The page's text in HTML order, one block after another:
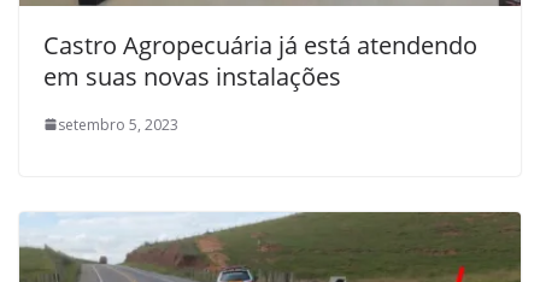
Castro Agropecuária já está atendendo
em suas novas instalações
setembro 5, 2023